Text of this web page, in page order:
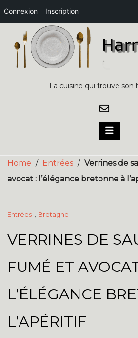
Connexion Inscription
content
La cuisine qui trouve son
Home / Entrées / Verrines de
avocat : l’élégance bretonne à
Entrées , Bretagne
VERRINES DE
FUMÉ ET
L’ÉLÉGANCE
L’APÉRITIF